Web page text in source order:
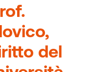
,
del